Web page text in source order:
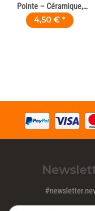
Pointe – Céramique,
Zircone et Composite
4,50 € *